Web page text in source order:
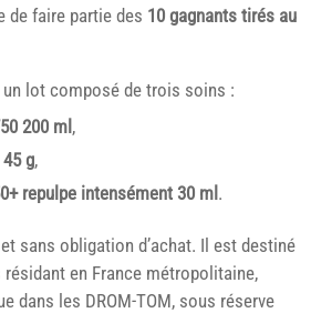
de faire partie des 10 gagnants tirés au
un lot composé de trois soins :
200 ml ,
g,
repulpe intensément 30 ml .
et sans obligation d’achat. Il est destiné
en France métropolitaine,
dans les DROM-TOM, sous réserve